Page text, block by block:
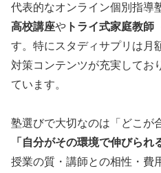
代表的なオンライン個別指導
高校講座や トライ式家庭教師
す。特にスタディサプリは月
対策コンテンツが充実してお
ています。
塾選びで大切なのは「どこが
「自分がその環境で伸びられ
授業の質・講師との相性・費